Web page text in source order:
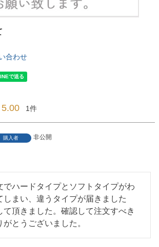
合わせ
5.00 1
購入者
非公開
でハードタイプとソフトタイプがわ
しまい、違うタイプが届きました
て頂きました。確認して注文すべき
とうございました。